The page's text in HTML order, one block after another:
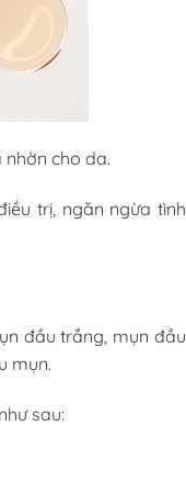
nhờn cho da.
trị, ngăn ngừa tình
đầu trắng, mụn đầu
mụn.
sau: